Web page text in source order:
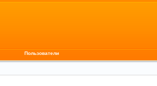
Пользователи